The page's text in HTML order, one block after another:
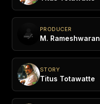
PRODUCER
M. Rameshwaran
STORY
Titus Totawatte